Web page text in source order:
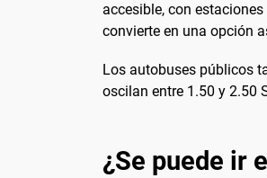
accesible, con
convierte en una opción
Los autobuses públicos
oscilan entre 1.50 y 2.50
¿Se puede ir